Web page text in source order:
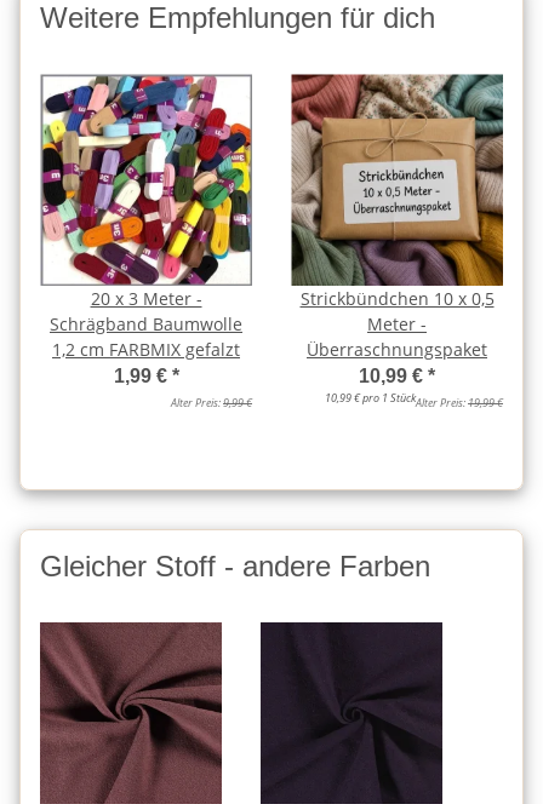
Weitere Empfehlungen für dich
20 x 3 Meter -
Schrägband Baumwolle
1,2 cm FARBMIX gefalzt
1,99 € *
Alter Preis:9,99 €
Strickbündchen 10 x 0,5
Meter -
Überraschnungspaket
10,99 € *
10,99 € pro 1 StückAlter Preis:19,99 €
Gleicher Stoff - andere Farben